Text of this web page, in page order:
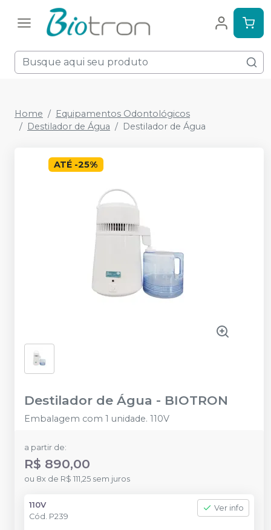
Home
Equipamentos Odontológicos
Destilador de Água
Destilador de Água
ATÉ -25%
Destilador de Água - BIOTRON
Embalagem com 1 unidade. 110V
a partir de:
R$ 890,00
ou 8x de R$ 111,25 sem juros
110V
Cód. P239
Ver info